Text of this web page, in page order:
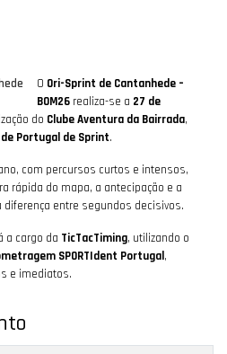
O Ori-Sprint de Cantanhede –
BOM26 realiza-se a 27 de
do Clube Aventura da Bairrada,
de Portugal de Sprint.
com percursos curtos e intensos,
rápida do mapa, a antecipação e a
diferença entre segundos decisivos.
a cargo da TicTacTiming, utilizando o
SPORTIdent Portugal ,
e imediatos.